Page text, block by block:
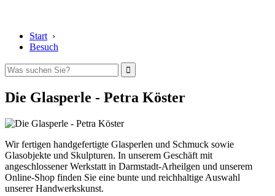
Start ›
Besuch
Die Glasperle - Petra Köster
Wir fertigen handgefertigte Glasperlen und Schmuck sowie
Glasobjekte und Skulpturen. In unserem Geschäft mit
angeschlossener Werkstatt in Darmstadt-Arheilgen und unserem
Online-Shop finden Sie eine bunte und reichhaltige Auswahl
unserer Handwerkskunst.